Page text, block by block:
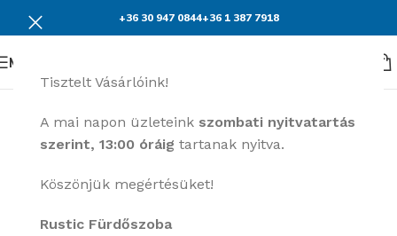
Tisztelt Vásárlóink!
A mai napon üzleteink szombati nyitvatartás
szerint, 13:00 óráig tartanak nyitva.
Köszönjük megértésüket!
Rustic Fürdőszoba
+36 30 947 0844+36 1 387 7918
Menü